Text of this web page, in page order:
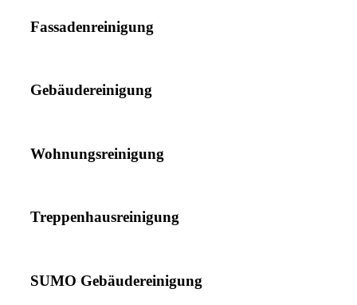
Fassadenreinigung
Gebäudereinigung
Wohnungsreinigung
Treppenhausreinigung
SUMO Gebäudereinigung